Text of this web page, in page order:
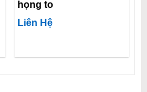
họng to
Liên Hệ